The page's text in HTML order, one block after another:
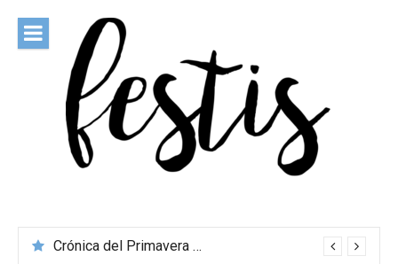
contenido
Crónica del Primavera Sound Porto 2026